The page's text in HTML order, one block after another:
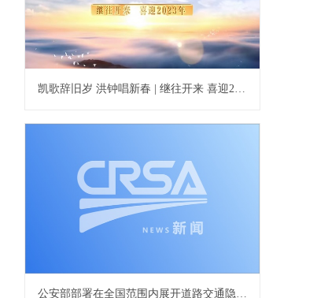
凯歌辞旧岁 洪钟唱新春 | 继往开来 喜迎2023年
公安部部署在全国范围内展开道路交通隐患集中整治